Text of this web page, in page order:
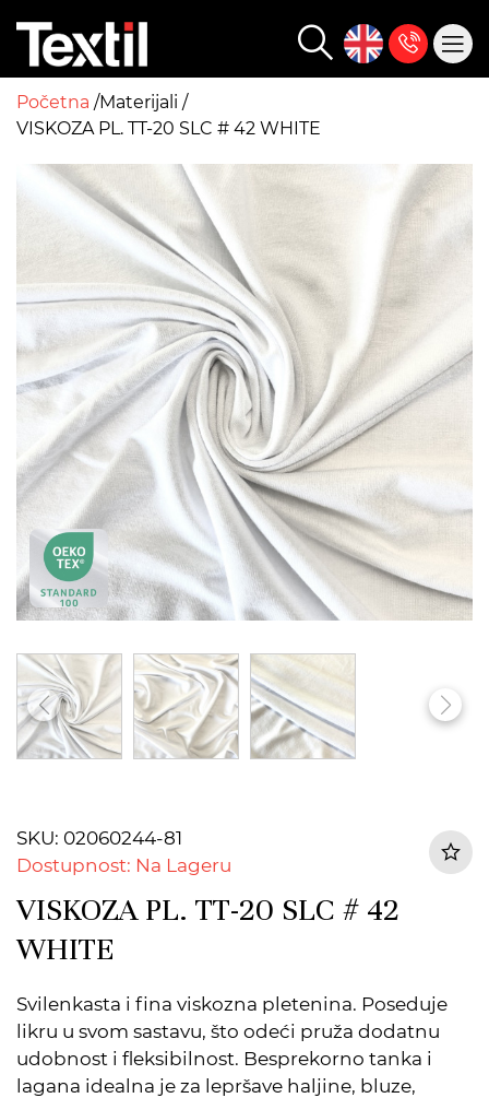
Početna Materijali
VISKOZA PL. TT-20 SLC # 42 WHITE
SKU: 02060244-81
Dostupnost: Na Lageru
VISKOZA PL. TT-20 SLC # 42
WHITE
Svilenkasta i fina viskozna pletenina. Poseduje
likru u svom sastavu, što odeći pruža dodatnu
udobnost i fleksibilnost. Besprekorno tanka i
lagana idealna je za lepršave haljine, bluze,